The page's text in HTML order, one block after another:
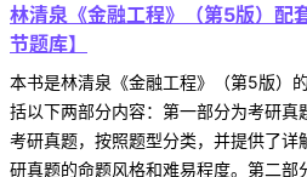
林清泉《金融工程》（第5版）配
节题库】
本书是林清泉《金融工程》（第5版）
括以下两部分内容：第一部分为考研真
考研真题，按照题型分类，并提供了详
研真题的命题风格和难易程度。第二部